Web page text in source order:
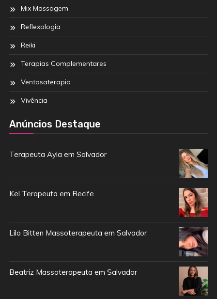
Mix Massagem
Reflexologia
Reiki
Terapias Complementares
Ventosaterapia
Vivência
Anúncios Destaque
Terapeuta Ayla em Salvador
Kel Terapeuta em Recife
Lilo Bitten Massoterapeuta em Salvador
Beatriz Massoterapeuta em Salvador